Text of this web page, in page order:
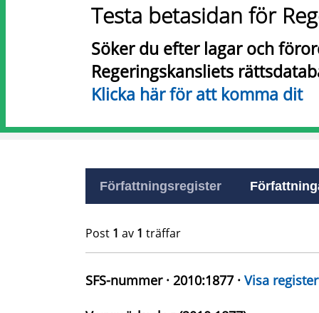
Testa betasidan för
Söker du efter lagar och
Regeringskansliets
Klicka här för att komma dit
Författningsregister
Post 1 av 1 träffar
SFS-nummer · 2010:1877 · Visa register